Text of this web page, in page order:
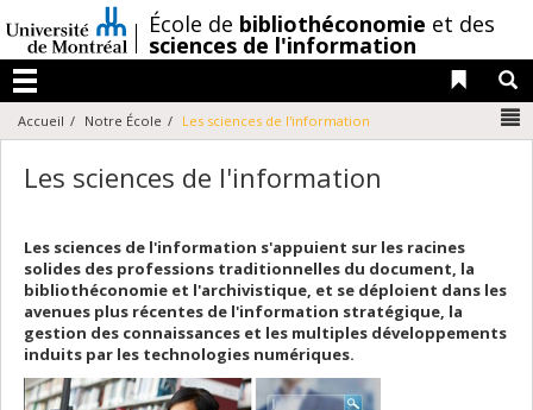
au
contenu
/École de bibliothéconomie et des
sciences de l'information
Menu
Liens
Accueil Notre École Les sciences de l'information
Les sciences de l'information
Les sciences de l'information s'appuient sur les racines
solides des professions traditionnelles du document, la
bibliothéconomie et l'archivistique, et se déploient dans les
avenues plus récentes de l'information stratégique, la
gestion des connaissances et les multiples développements
induits par les technologies numériques.